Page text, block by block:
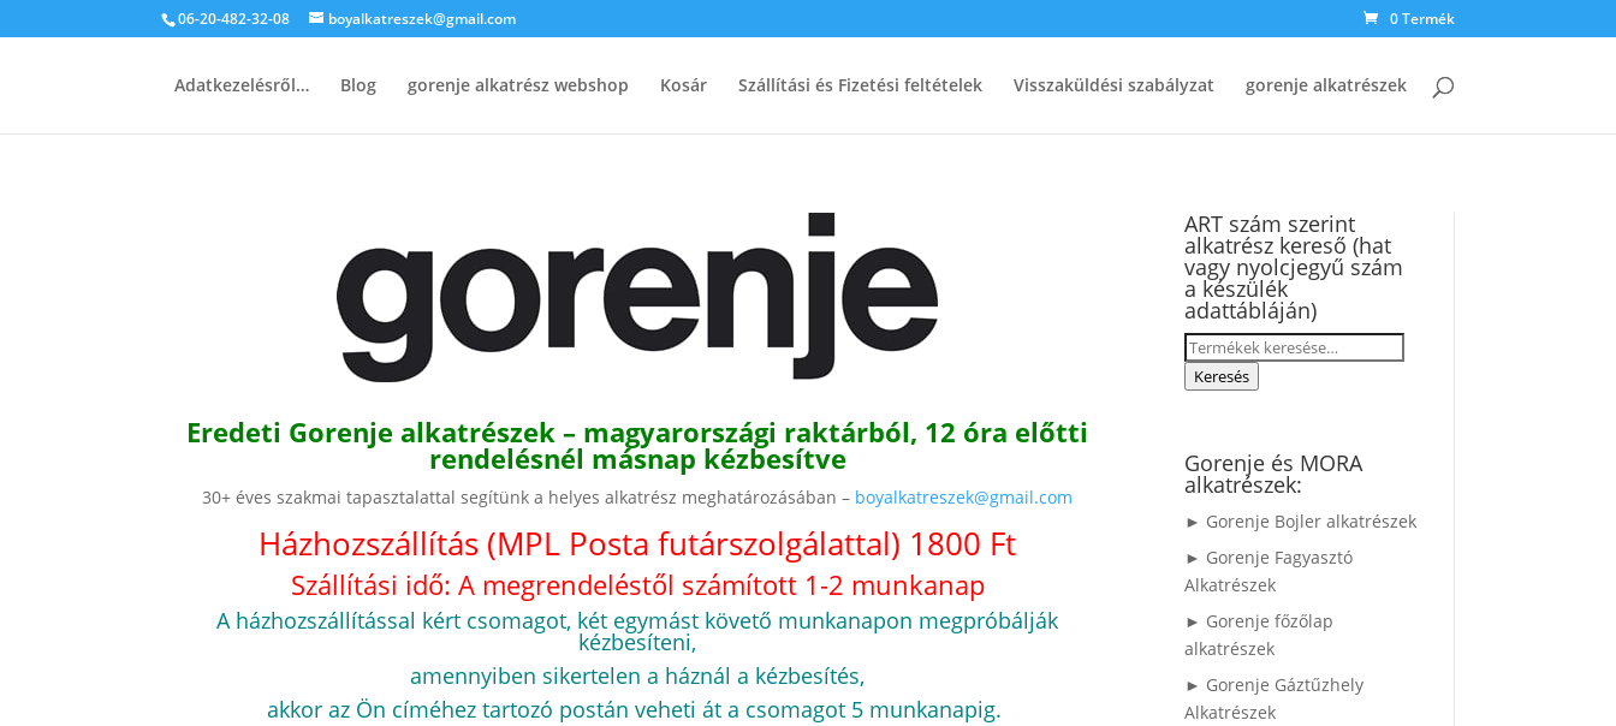
06-20-482-32-08 boyalkatreszek@gmail.com 0 Termék
Adatkezelésről… Blog gorenje alkatrész webshop Kosár Szállítási és Fizetési feltételek Visszaküldési szabályzat gorenje alkatrészek
Eredeti Gorenje alkatrészek – magyarországi raktárból, 12 óra előtti
rendelésnél másnap kézbesítve
30+ éves szakmai tapasztalattal segítünk a helyes alkatrész meghatározásában – boyalkatreszek@gmail.com
Házhozszállítás (MPL Posta futárszolgálattal) 1800 Ft
Szállítási idő: A megrendeléstől számított 1-2 munkanap
A házhozszállítással kért csomagot, két egymást követő munkanapon megpróbálják
kézbesíteni,
amennyiben sikertelen a háznál a kézbesítés,
akkor az Ön címéhez tartozó postán veheti át a csomagot 5 munkanapig.
ART szám szerint
alkatrész kereső (hat
vagy nyolcjegyű szám
a készülék
adattábláján)
Keresés
Keresés
Gorenje és MORA
alkatrészek:
► Gorenje Bojler alkatrészek
► Gorenje Fagyasztó
Alkatrészek
► Gorenje főzőlap
alkatrészek
► Gorenje Gáztűzhely
Alkatrészek